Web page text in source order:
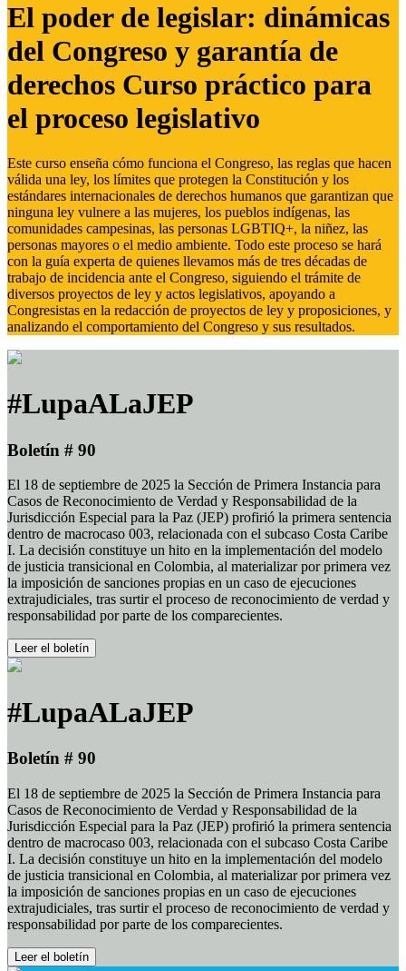
El poder de legislar: dinámicas
del Congreso y garantía de
derechos Curso práctico para
el proceso legislativo
Este curso enseña cómo funciona el Congreso, las reglas que hacen
válida una ley, los límites que protegen la Constitución y los
estándares internacionales de derechos humanos que garantizan que
ninguna ley vulnere a las mujeres, los pueblos indígenas, las
comunidades campesinas, las personas LGBTIQ+, la niñez, las
personas mayores o el medio ambiente. Todo este proceso se hará
con la guía experta de quienes llevamos más de tres décadas de
trabajo de incidencia ante el Congreso, siguiendo el trámite de
diversos proyectos de ley y actos legislativos, apoyando a
Congresistas en la redacción de proyectos de ley y proposiciones, y
analizando el comportamiento del Congreso y sus resultados.
#LupaALaJEP
Boletín # 90
El 18 de septiembre de 2025 la Sección de Primera Instancia para
Casos de Reconocimiento de Verdad y Responsabilidad de la
Jurisdicción Especial para la Paz (JEP) profirió la primera sentencia
dentro de macrocaso 003, relacionada con el subcaso Costa Caribe
I. La decisión constituye un hito en la implementación del modelo
de justicia transicional en Colombia, al materializar por primera vez
la imposición de sanciones propias en un caso de ejecuciones
extrajudiciales, tras surtir el proceso de reconocimiento de verdad y
responsabilidad por parte de los comparecientes.
Leer el boletín
#LupaALaJEP
Boletín # 90
El 18 de septiembre de 2025 la Sección de Primera Instancia para
Casos de Reconocimiento de Verdad y Responsabilidad de la
Jurisdicción Especial para la Paz (JEP) profirió la primera sentencia
dentro de macrocaso 003, relacionada con el subcaso Costa Caribe
I. La decisión constituye un hito en la implementación del modelo
de justicia transicional en Colombia, al materializar por primera vez
la imposición de sanciones propias en un caso de ejecuciones
extrajudiciales, tras surtir el proceso de reconocimiento de verdad y
responsabilidad por parte de los comparecientes.
Leer el boletín